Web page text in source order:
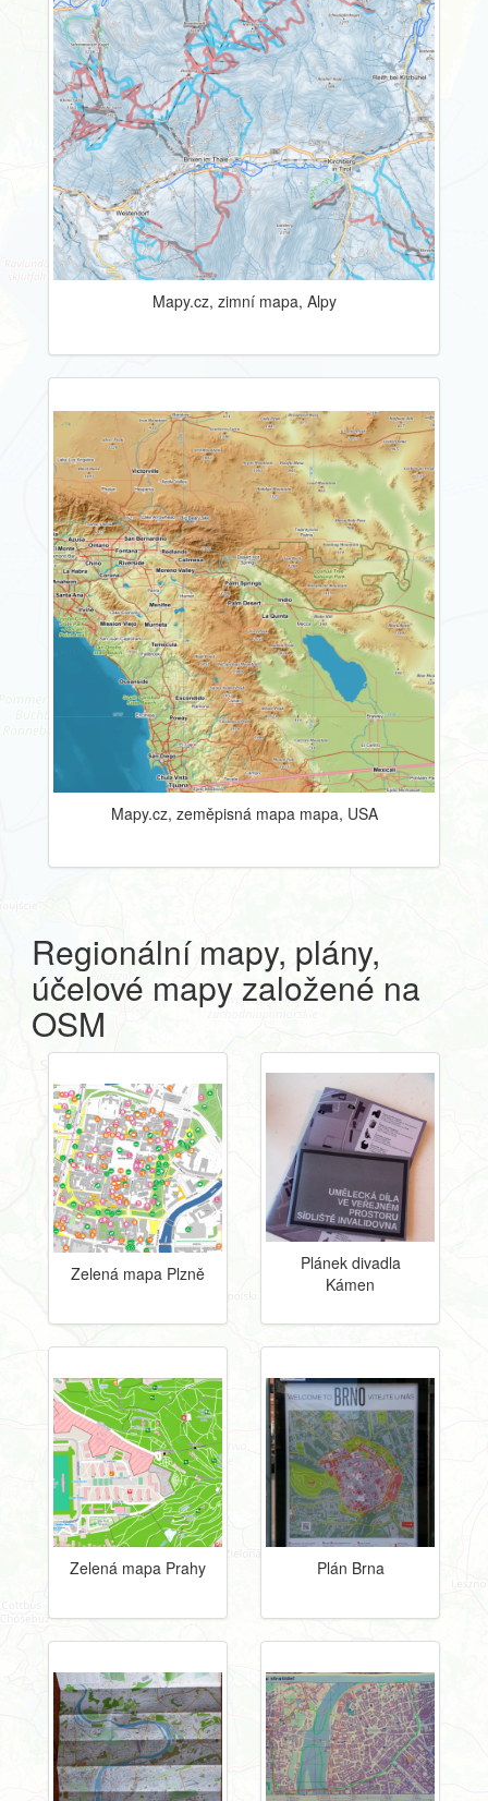
Mapy.cz, zimní mapa, Alpy
Mapy.cz, zeměpisná mapa mapa, USA
Regionální mapy, plány,
účelové mapy založené na
OSM
Zelená mapa Plzně
Plánek divadla
Kámen
Zelená mapa Prahy Plán Brna